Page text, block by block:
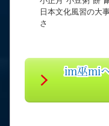
日本文化風習の大
さ
im巫mi